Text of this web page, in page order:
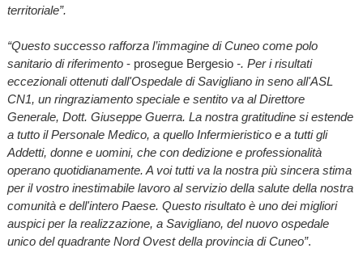
territoriale”.
“Questo successo rafforza l’immagine di Cuneo come polo
sanitario di riferimento- prosegue Bergesio -. Per i risultati
eccezionali ottenuti dall'Ospedale di Savigliano in seno all'ASL
CN1, un ringraziamento speciale e sentito va al Direttore
Generale, Dott. Giuseppe Guerra. La nostra gratitudine si estende
a tutto il Personale Medico, a quello Infermieristico e a tutti gli
Addetti, donne e uomini, che con dedizione e professionalità
operano quotidianamente. A voi tutti va la nostra più sincera stima
per il vostro inestimabile lavoro al servizio della salute della nostra
comunità e dell'intero Paese. Questo risultato è uno dei migliori
auspici per la realizzazione, a Savigliano, del nuovo ospedale
unico del quadrante Nord Ovest della provincia di Cuneo”.